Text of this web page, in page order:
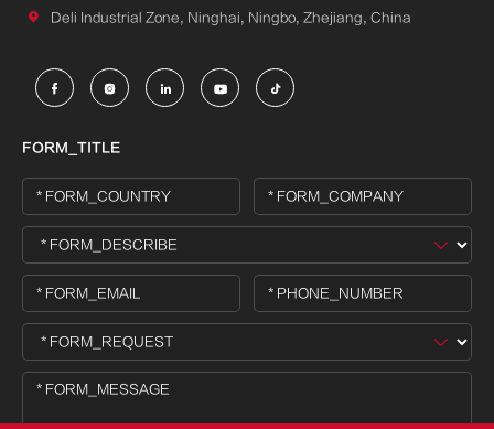
 Deli Industrial Zone, Ninghai, Ningbo, Zhejiang, China
    
FORM_TITLE